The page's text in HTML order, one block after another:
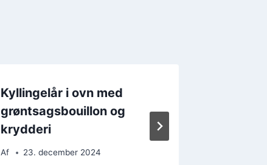
Kyllingelår i ovn med
grøntsagsbouillon og
krydderi
Af 23. december 2024